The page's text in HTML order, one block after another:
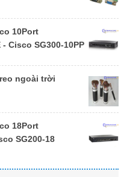
10Port
Cisco SG300-10PP
ngoài trời
18Port
SG200-18